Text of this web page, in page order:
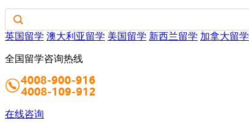
英国留学 澳大利亚留学 美国留学 新西兰留学 加拿大留学
全国留学咨询热线
在线咨询